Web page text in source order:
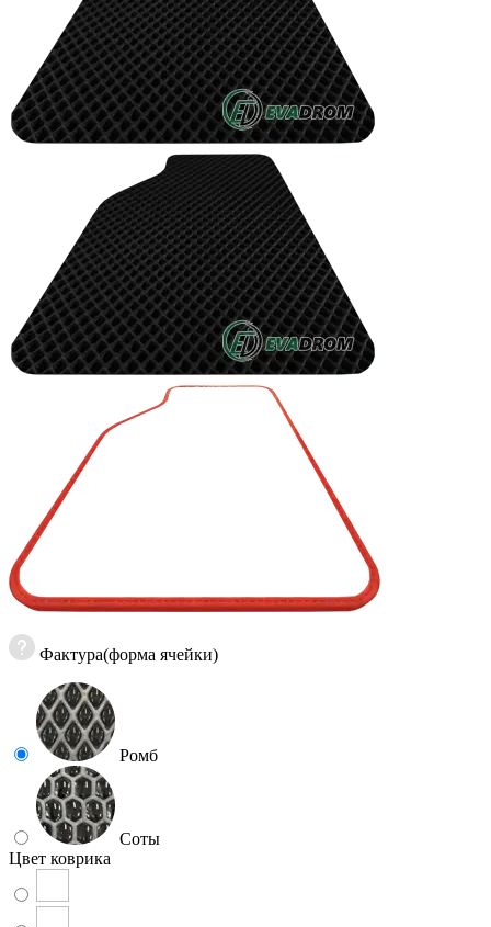
Фактура(форма ячейки)
Ромб
Соты
Цвет коврика